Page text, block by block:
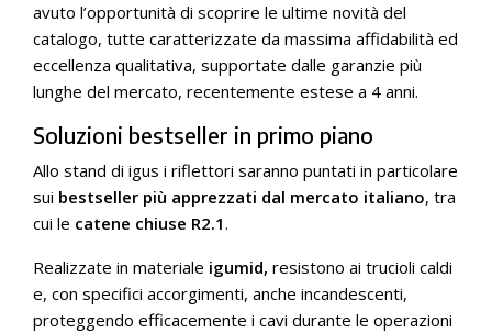
avuto l’opportunità di scoprire le ultime novità del
catalogo, tutte caratterizzate da massima affidabilità ed
eccellenza qualitativa, supportate dalle garanzie più
lunghe del mercato, recentemente estese a 4 anni.
Soluzioni bestseller in primo piano
Allo stand di igus i riflettori saranno puntati in particolare
sui bestseller più apprezzati dal mercato italiano, tra
cui le catene chiuse R2.1.
Realizzate in materiale igumid, resistono ai trucioli caldi
e, con specifici accorgimenti, anche incandescenti,
proteggendo efficacemente i cavi durante le operazioni